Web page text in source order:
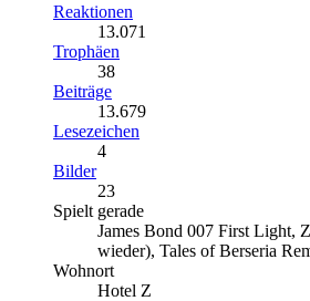
Reaktionen
13.071
Trophäen
38
Beiträge
13.679
Lesezeichen
4
Bilder
23
Spielt gerade
James Bond 007 First Light,
wieder), Tales of Berseria
Wohnort
Hotel Z